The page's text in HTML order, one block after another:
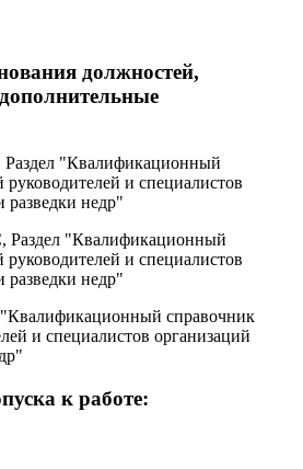
должностей,
Раздел "Квалификационный
и специалистов
разведки недр"
Раздел "Квалификационный
и специалистов
разведки недр"
справочник
и специалистов организаций
к работе: